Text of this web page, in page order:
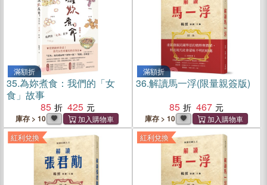
滿額折
35.為妳煮食：我們的「女
食」故事
85
425
庫存 > 10
滿額折
36.解讀馬一浮(限量親簽版)
85
467
庫存 > 10
紅利兌換 紅利兌換